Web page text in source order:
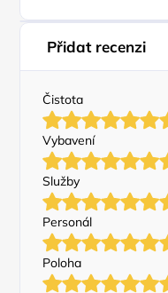
Přidat recenzi
Čistota
Vybavení
Služby
Personál
Poloha